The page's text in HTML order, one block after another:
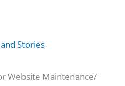
Stories
Website Maintenance/